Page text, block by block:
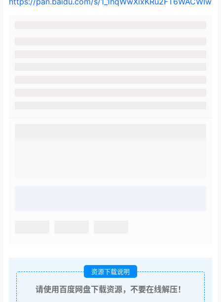
资源下载说明
请使用百度网盘下载资源，不要在线解压！